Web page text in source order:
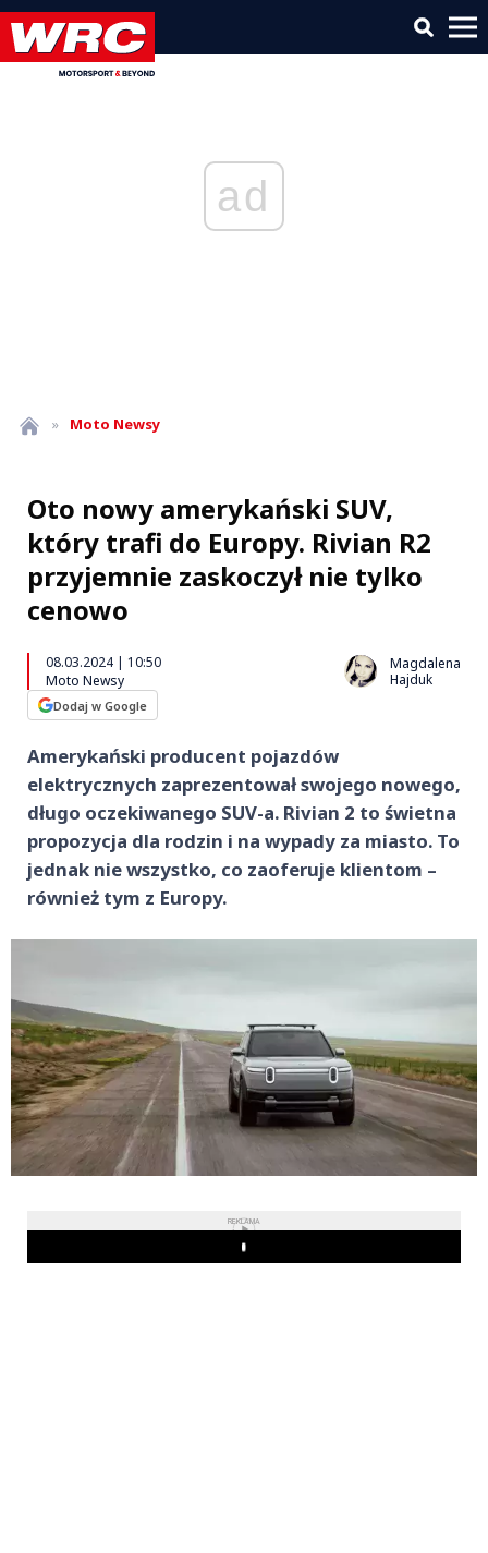
ad
» Moto Newsy
Oto nowy amerykański SUV,
który trafi do Europy. Rivian R2
przyjemnie zaskoczył nie tylko
cenowo
08.03.2024 | 10:50
Moto Newsy
Dodaj w Google
Magdalena
Hajduk
Amerykański producent pojazdów
elektrycznych zaprezentował swojego nowego,
długo oczekiwanego SUV-a. Rivian 2 to świetna
propozycja dla rodzin i na wypady za miasto. To
jednak nie wszystko, co zaoferuje klientom –
również tym z Europy.
REKLAMA
Play